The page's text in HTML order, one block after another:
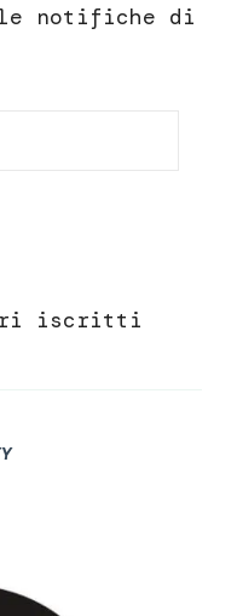
notifiche di
iscritti